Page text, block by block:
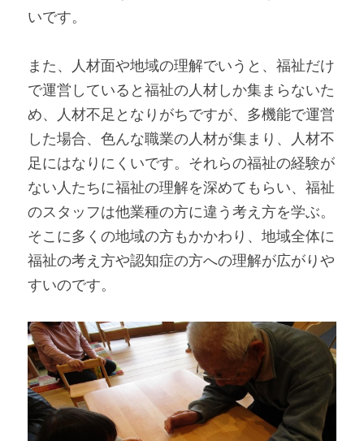
いです。
また、人材面や地域の理解でいうと、福祉だけ
で運営していると福祉の人材しか集まらないた
め、人材不足となりがちですが、多機能で運営
した場合、色んな職業の人材が集まり、人材不
足にはなりにくいです。それらの福祉の経験が
ない人たちに福祉の理解を深めてもらい、福祉
のスタッフは他業種の方に違う考え方を学ぶ。
そこに多くの地域の方もかかわり、地域全体に
福祉の考え方や認知症の方への理解が広がりや
すいのです。